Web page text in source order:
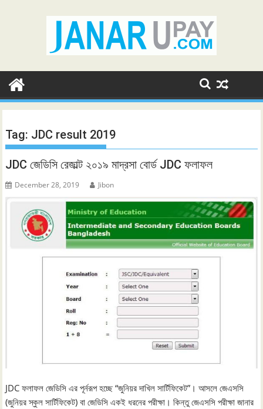
Tag: JDC result 2019
JDC জেডিসি রেজাল্ট ২০১৯ মাদ্রসা বোর্ড JDC ফলাফল
December 28, 2019 Jibon
JDC ফলাফল জেডিসি এর পূর্নরূপ হচ্ছে “জুনিয়র দাখিল সার্টিফিকেট”। আসলে জেএসসি
(জুনিয়র স্কুল সার্টিফিকেট) বা জেডিসি একই ধরনের পরীক্ষা। কিন্তু জেএসসি পরীক্ষা জানার